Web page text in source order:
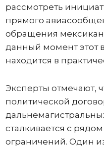
рассмотреть
прямого
обращения
данный момент этот
находится в
Эксперты отмечают,
политической
сталкивается с
ограничений. Один